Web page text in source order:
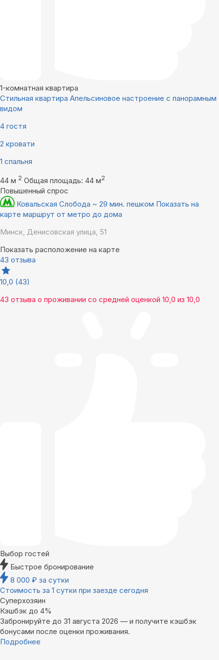
1-комнатная квартира
Стильная квартира Апельсиновое настроение с панорамным
видом
4 гостя
2 кровати
1 спальня
44 м 2 Общая площадь: 44 м2
Повышенный спрос
Ковальская Слобода ~ 29 мин. пешком Показать на
карте маршрут от метро до дома
Минск, Денисовская улица, 51
Показать расположение на карте
43 отзыва
10,0 (43)
43 отзыва о проживании со средней оценкой 10,0 из 10,0
Выбор гостей
Быстрое бронирование
8 000 ₽ за сутки
Стоимость за 1 сутки при заезде сегодня
Суперхозяин
Кэшбэк до 4%
Забронируйте до 31 августа 2026 — и получите кэшбэк
бонусами после оценки проживания.
Подробнее